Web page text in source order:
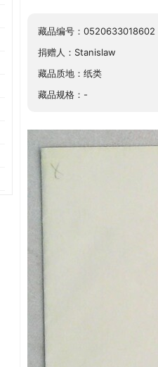
藏品编号：0520633018602
捐赠人：Stanislaw
藏品质地：纸类
藏品规格：-